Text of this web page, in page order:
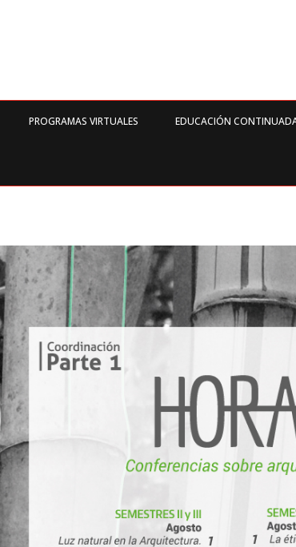
PROGRAMAS VIRTUALES EDUCACIÓN